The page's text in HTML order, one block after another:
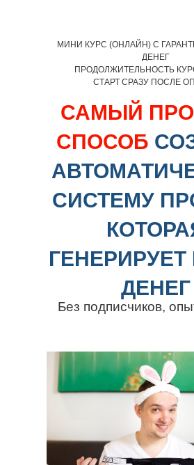
МИНИ КУРС (ОНЛАЙН) С
ДЕНЕГ
ПРОДОЛЖИТЕЛЬНОСТЬ
СТАРТ СРАЗУ ПОСЛЕ
САМЫЙ
СПОСОБ
СИСТЕМУ
ГЕНЕРИРУЕТ
ДЕНЕГ
Без подписчиков,